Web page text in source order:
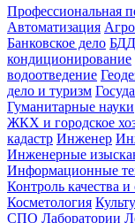
Профессиональная
Автоматизация
Банковское дело БДД
кондиционирование
водоотведение
дело и туризм
Гуманитарные науки
ЖКХ и городское
кадастр Инженер
Инженерные
Информационные
Контроль качества и
Косметология
СПО Лаборатории